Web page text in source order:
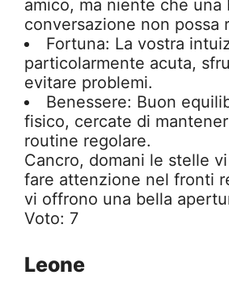
amico, ma niente che una
conversazione non possa
Fortuna: La vostra
particolarmente acuta,
evitare problemi.
Benessere: Buon
fisico, cercate di
routine regolare.
Cancro, domani le stelle
fare attenzione nel fronti
vi offrono una bella
Voto: 7
Leone